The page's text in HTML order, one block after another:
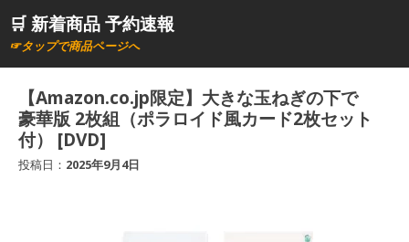
ン🛒 新着商品 予約速報
☞タップで商品ページへ
【Amazon.co.jp限定】大きな玉ねぎの下で
豪華版 2枚組（ポラロイド風カード2枚セット
付） [DVD]
投稿日： 2025年9月4日